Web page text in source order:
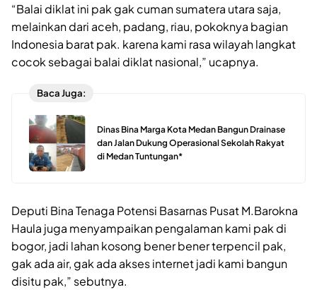
“Balai diklat ini pak gak cuman sumatera utara saja,
melainkan dari aceh, padang, riau, pokoknya bagian
Indonesia barat pak. karena kami rasa wilayah langkat
cocok sebagai balai diklat nasional,” ucapnya.
Baca Juga:
Dinas Bina Marga Kota Medan Bangun Drainase
dan Jalan Dukung Operasional Sekolah Rakyat
di Medan Tuntungan*
Deputi Bina Tenaga Potensi Basarnas Pusat M.Barokna
Haula juga menyampaikan pengalaman kami pak di
bogor, jadi lahan kosong bener bener terpencil pak,
gak ada air, gak ada akses internet jadi kami bangun
disitu pak,” sebutnya.